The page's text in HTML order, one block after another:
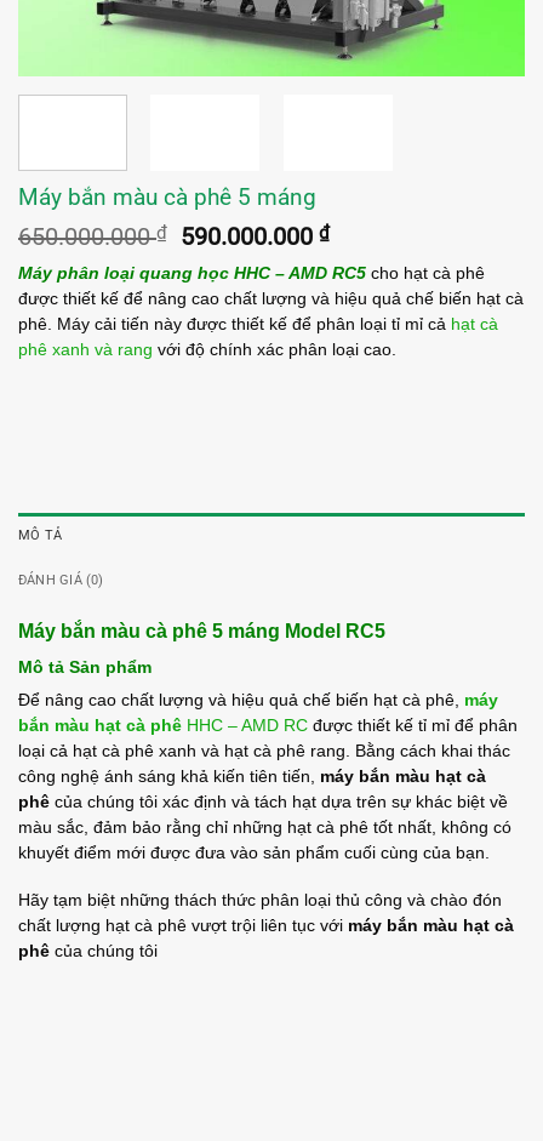
Máy bắn màu cà phê 5 máng
650.000.000₫
Giá
gốc
là:
650.000.000 ₫.
590.000.000₫Giá
hiện
tại
là:
590.000.000 ₫.
Máy phân loại quang học HHC – AMD RC5 cho hạt cà phê
được thiết kế để nâng cao chất lượng và hiệu quả chế biến hạt cà
phê. Máy cải tiến này được thiết kế để phân loại tỉ mỉ cả hạt cà
phê xanh và rang với độ chính xác phân loại cao.
MÔ TẢ
ĐÁNH GIÁ (0)
Máy bắn màu cà phê 5 máng Model RC5
Mô tả Sản phẩm
Để nâng cao chất lượng và hiệu quả chế biến hạt cà phê, máy
bắn màu hạt cà phê HHC – AMD RC được thiết kế tỉ mỉ để phân
loại cả hạt cà phê xanh và hạt cà phê rang. Bằng cách khai thác
công nghệ ánh sáng khả kiến ​​tiên tiến, máy bắn màu hạt cà
phê của chúng tôi xác định và tách hạt dựa trên sự khác biệt về
màu sắc, đảm bảo rằng chỉ những hạt cà phê tốt nhất, không có
khuyết điểm mới được đưa vào sản phẩm cuối cùng của bạn.
Hãy tạm biệt những thách thức phân loại thủ công và chào đón
chất lượng hạt cà phê vượt trội liên tục với máy bắn màu hạt cà
phê của chúng tôi